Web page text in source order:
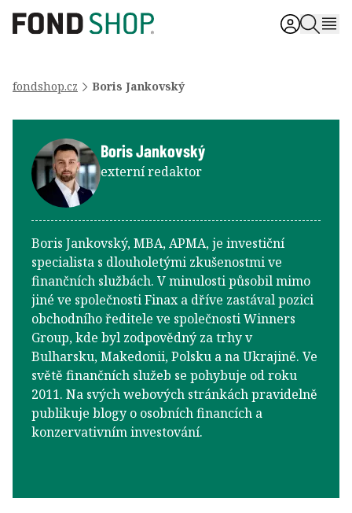
fondshop.cz Boris Jankovský
Boris Jankovský
externí redaktor
Boris Jankovský, MBA, APMA, je investiční
specialista s dlouholetými zkušenostmi ve
finančních službách. V minulosti působil mimo
jiné ve společnosti Finax a dříve zastával pozici
obchodního ředitele ve společnosti Winners
Group, kde byl zodpovědný za trhy v
Bulharsku, Makedonii, Polsku a na Ukrajině. Ve
světě finančních služeb se pohybuje od roku
2011. Na svých webových stránkách pravidelně
publikuje blogy o osobních financích a
konzervativním investování.